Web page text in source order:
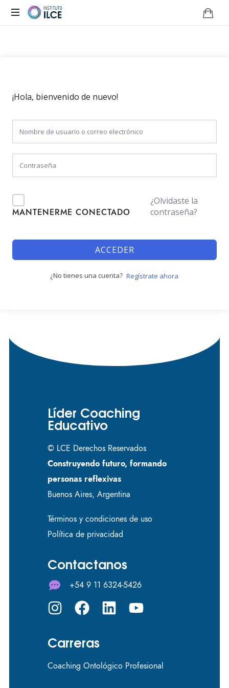
¡Hola, bienvenido de nuevo!
MANTENERME CONECTADO
¿Olvidaste la
contraseña?
ACCEDER
¿No tienes una cuenta? Regístrate ahora
Líder Coaching
Educativo
© LCE Derechos Reservados
Construyendo futuro, formando
personas reflexivas
Buenos Aires, Argentina
Términos y condiciones de uso
Política de privacidad
Contactanos
+54 9 11 6324-5426
Carreras
Coaching Ontológico Profesional